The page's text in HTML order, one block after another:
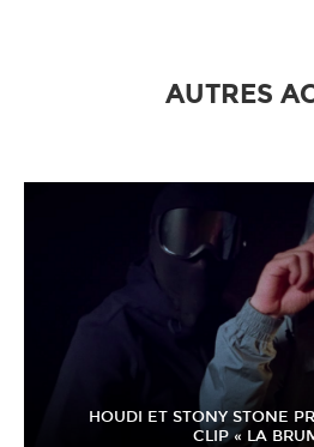
AUTRES
HOUDI ET STONY STONE
CLIP « LA